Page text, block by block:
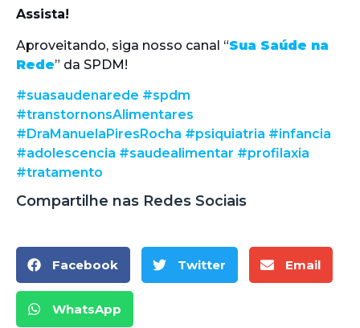
Assista!
Aproveitando, siga nosso canal “Sua Saúde na
Rede” da SPDM!
#suasaudenarede #spdm
#transtornonsAlimentares
#DraManuelaPiresRocha #psiquiatria #infancia
#adolescencia #saudealimentar #profilaxia
#tratamento
Compartilhe nas Redes Sociais
Facebook Twitter Email
WhatsApp